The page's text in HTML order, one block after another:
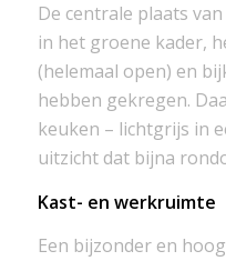
De centrale plaats
in het groene kader,
(helemaal open) en
hebben gekregen.
keuken – lichtgrijs in
uitzicht dat bijna
Kast- en werkruimte
Een bijzonder en